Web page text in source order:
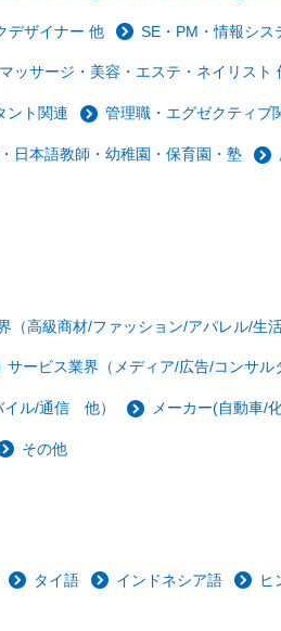
デザイナー 他 SE・PM・情報シス
ッサージ・美容・エステ・ネイリスト
ント関連 管理職・エグゼクティブ
日本語教師・幼稚園・保育園・塾
（高級商材/ファッション/アパレル/生
サービス業界（メディア/広告/コンサ
イル/通信 他） メーカー(自動車/
その他
タイ語 インドネシア語 ヒ